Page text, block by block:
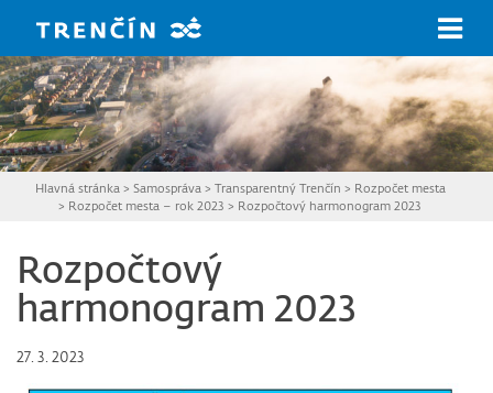
Hlavná stránka > Samospráva > Transparentný Trenčín > Rozpočet mesta
> Rozpočet mesta – rok 2023 > Rozpočtový harmonogram 2023
Rozpočtový
harmonogram 2023
27. 3. 2023